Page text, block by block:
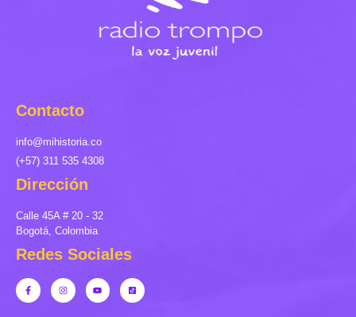
Contacto
info@mihistoria.co
(+57) 311 535 4308
Dirección
Calle 45A # 20 - 32
Bogotá, Colombia
Redes Sociales